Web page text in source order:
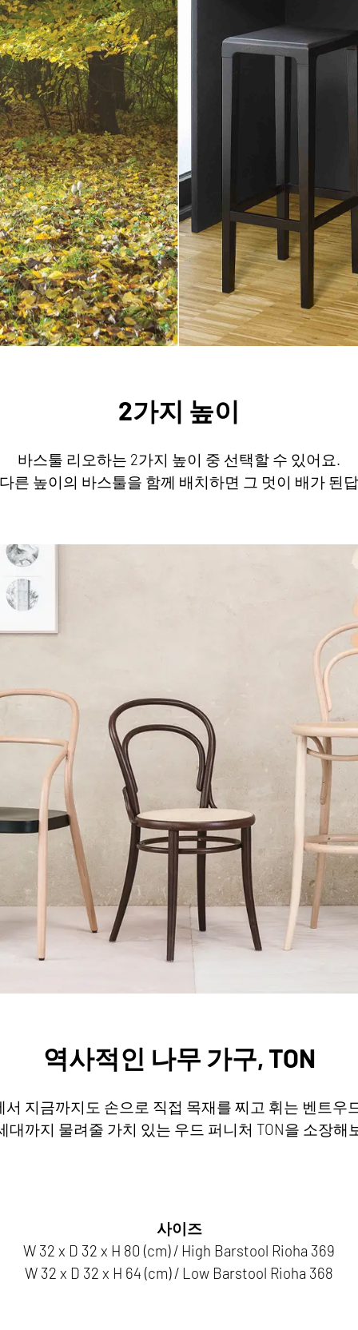
2가지 높이
바스툴 리오하는 2가지 높이 중 선택할 수 있어요.
른 높이의 바스툴을 함께 배치하면 그 멋이 배가 된
역사적인 나무 가구, TON
서 지금까지도 손으로 직접 목재를 찌고 휘는 벤트우
대까지 물려줄 가치 있는 우드 퍼니처 TON을 소장해
사이즈
W 32 x D 32 x H 80 (cm) / High Barstool Rioha 369
W 32 x D 32 x H 64 (cm) / Low Barstool Rioha 368